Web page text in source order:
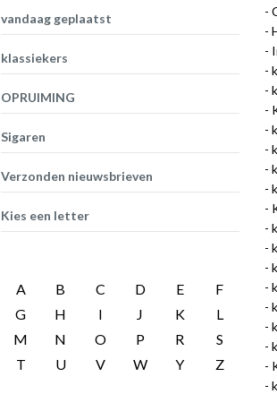
vandaag geplaatst
klassiekers
OPRUIMING
Sigaren
Verzonden nieuwsbrieven
Kies een letter
A B C D E
F
G
H I J K
L
M
N O P R
S
T
U V W Y Z